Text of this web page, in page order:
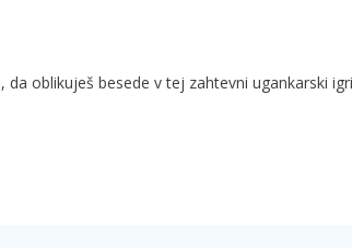
oblikuješ besede v tej zahtevni ugankarski